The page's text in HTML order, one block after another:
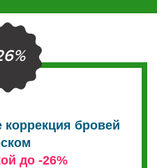
коррекция бровей
до -26%